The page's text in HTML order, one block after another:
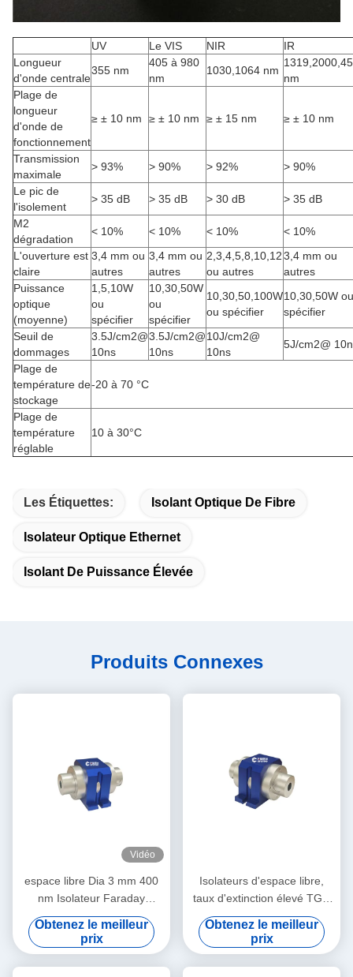
UV Le VIS NIR
IR
Longueur
d'onde centrale
355 nm
405 à 980
nm
1030,1064 nm
nm
Plage de
longueur
d'onde de
fonctionnement
≥ ± 10 nm ≥ ± 10 nm ≥ ± 15 nm ≥ ± 10 nm
Transmission
maximale
> 93% > 90% > 92%
> 90%
Le pic de
l'isolement
> 35 dB > 35 dB > 30 dB
> 35 dB
M2
dégradation
< 10% < 10% < 10%
< 10%
L'ouverture est
claire
3,4 mm ou
autres
3,4 mm ou
autres
2,3,4,5,8,10,12
ou autres
3,4 mm ou
autres
Puissance
optique
(moyenne)
1,5,10W
ou
spécifier
10,30,50W
ou
spécifier
10,30,50,100W
ou spécifier
10,30,50W ou
spécifier
Seuil de
dommages
3.5J/cm2@
10ns
3.5J/cm2@
10ns
10J/cm2@
10ns
5J/cm2@
Plage de
température de
stockage
-20 à 70 °C
Plage de
température
réglable
10 à 30°C
Les Étiquettes: Isolant Optique De Fibre
Isolateur Optique Ethernet
Isolant De Puissance Élevée
Produits Connexes
Vidéo
espace libre Dia 3 mm 400
nm Isolateur Faraday
personnalisé
Obtenez le meilleur
prix
Isolateurs d'espace libre,
taux d'extinction élevé TGG
Isolateur optique en cristal,
faible perte d'insertion
Isolateur simple/multi-étape
à haute stabilité
Obtenez le meilleur
prix